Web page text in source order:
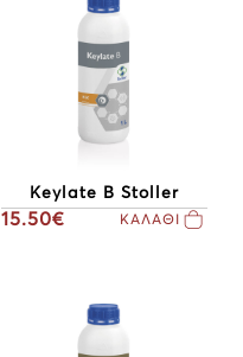
Keylate B Stoller
15.50€ ΚΑΛΑΘΙ